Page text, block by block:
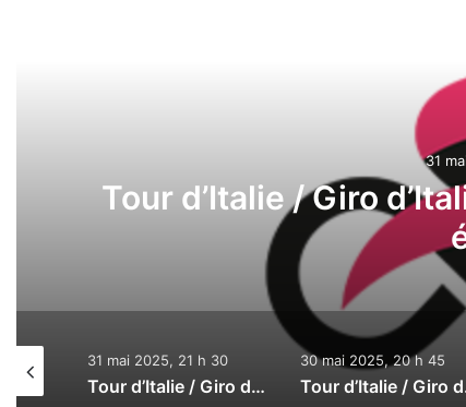
31
Tour d’Italie / Giro
31 mai 2025, 21 h 30
Tour d’Italie / Giro d’Italia 2025 : Le direct de la 21e étape
30 mai 2025, 20 h 45
Tour